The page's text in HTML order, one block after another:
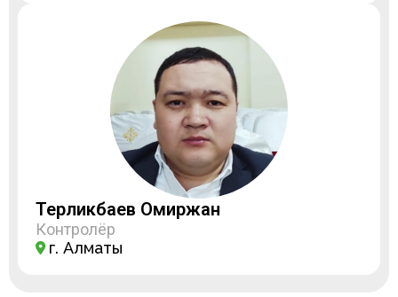
Терликбаев Омиржан
Контролёр
г. Алматы